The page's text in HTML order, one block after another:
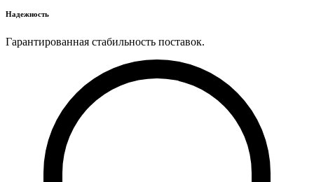
Надежность
Гарантированная стабильность поставок.